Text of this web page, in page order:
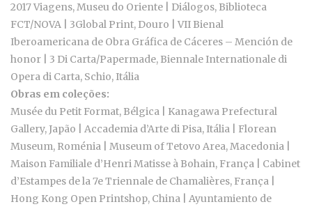
2017 Viagens, Museu do Oriente | Diálogos, Biblioteca
FCT/NOVA | 3Global Print, Douro | VII Bienal
Iberoamericana de Obra Gráfica de Cáceres – Mención de
honor | 3 Di Carta/Papermade, Biennale Internationale di
Opera di Carta, Schio, Itália
Obras em coleções:
Musée du Petit Format, Bélgica | Kanagawa Prefectural
Gallery, Japão | Accademia d’Arte di Pisa, Itália | Florean
Museum, Roménia | Museum of Tetovo Area, Macedonia |
Maison Familiale d’Henri Matisse à Bohain, França | Cabinet
d’Estampes de la 7e Triennale de Chamalières, França |
Hong Kong Open Printshop, China | Ayuntamiento de